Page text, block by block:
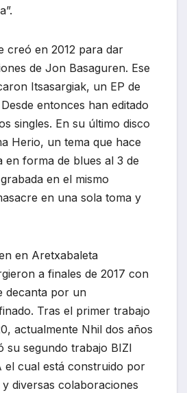
creó en 2012 para dar
de Jon Basaguren. Ese
Itsasargiak, un EP de
entonces han editado
singles. En su último disco
Herio, un tema que hace
en forma de blues al 3 de
en el mismo
en una sola toma y
en Aretxabaleta
a finales de 2017 con
decanta por un
Tras el primer trabajo
actualmente Nhil dos años
su segundo trabajo BIZI
el cual está construido por
diversas colaboraciones